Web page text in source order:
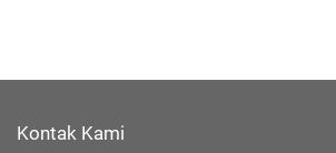
Kontak Kami